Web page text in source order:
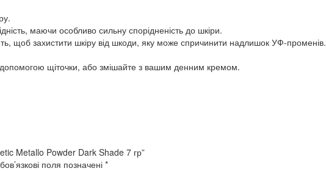
маючи особливо сильну спорідненість до шкіри.
щоб захистити шкіру від шкоди, яку може спричинити надлишок УФ-променів.
допомогою щіточки, або змішайте з вашим денним кремом.
Metallo Powder Dark Shade 7 гр”
поля позначені*